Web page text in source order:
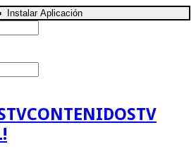
Instalar Aplicación
CONTENIDOSTV